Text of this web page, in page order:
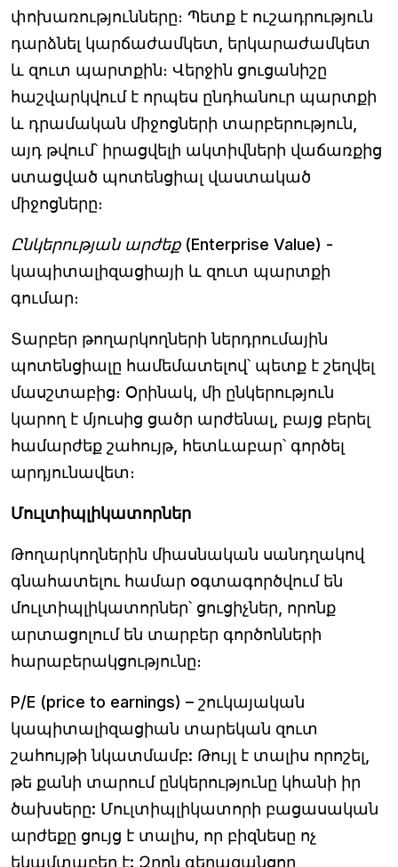
փոխառությունները։ Պետք է ուշադրություն
դարձնել կարճաժամկետ, երկարաժամկետ
և զուտ պարտքին։ Վերջին ցուցանիշը
հաշվարկվում է որպես ընդհանուր պարտքի
և դրամական միջոցների տարբերություն,
այդ թվում՝ իրացվելի ակտիվների վաճառքից
ստացված պոտենցիալ վաստակած
միջոցները։
Ընկերության արժեք (Enterprise Value) -
կապիտալիզացիայի և զուտ պարտքի
գումար։
Տարբեր թողարկողների ներդրումային
պոտենցիալը համեմատելով՝ պետք է շեղվել
մասշտաբից։ Օրինակ, մի ընկերություն
կարող է մյուսից ցածր արժենալ, բայց բերել
համարժեք շահույթ, հետևաբար՝ գործել
արդյունավետ։
Մուլտիպլիկատորներ
Թողարկողներին միասնական սանդղակով
գնահատելու համար օգտագործվում են
մուլտիպլիկատորներ՝ ցուցիչներ, որոնք
արտացոլում են տարբեր գործոնների
հարաբերակցությունը։
P/E (price to earnings) – շուկայական
կապիտալիզացիան տարեկան զուտ
շահույթի նկատմամբ: Թույլ է տալիս որոշել,
թե քանի տարում ընկերությունը կհանի իր
ծախսերը: Մուլտիպլիկատորի բացասական
արժեքը ցույց է տալիս, որ բիզնեսը ոչ
եկամտաբեր է: Զրոն գերազանցող